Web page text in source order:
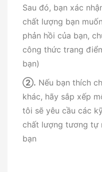
Sau đó, bạn xác
chất lượng bạn
phản hồi của bạn,
công thức trang
bạn)
②. Nếu bạn thích
khác, hãy sắp xếp
tôi sẽ yêu cầu các
chất lượng tương tự
bạn